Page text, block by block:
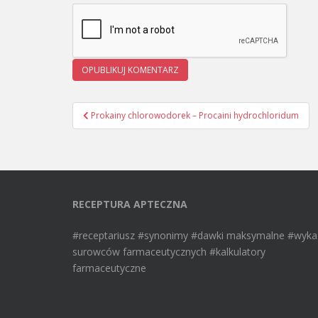
Nawigacja wpisu
Prokainy chlorowodorek – Procaini hydrochloridum
RECEPTURA APTECZNA
#receptariusz #synonimy #dawki maksymalne
surowców farmaceutycznych #kalkulatory
farmaceutyczne